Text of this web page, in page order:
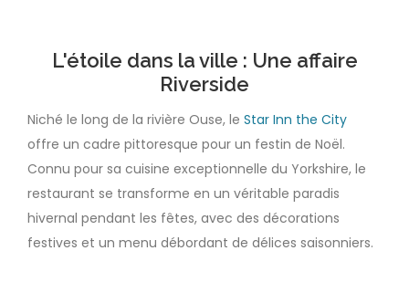
L'étoile dans la ville : Une affaire
Riverside
Niché le long de la rivière Ouse, le Star Inn the City
offre un cadre pittoresque pour un festin de Noël.
Connu pour sa cuisine exceptionnelle du Yorkshire, le
restaurant se transforme en un véritable paradis
hivernal pendant les fêtes, avec des décorations
festives et un menu débordant de délices saisonniers.